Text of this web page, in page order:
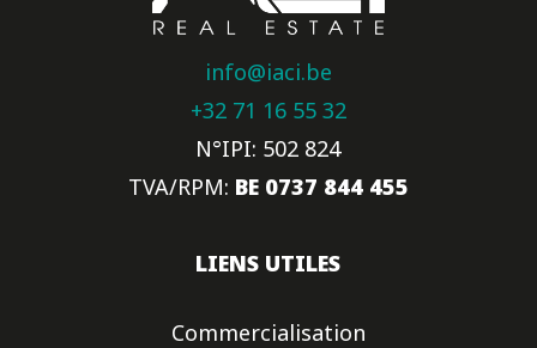
info@iaci.be
+32 71 16 55 32
N°IPI: 502 824
TVA/RPM: BE 0737 844 455
LIENS UTILES
Commercialisation